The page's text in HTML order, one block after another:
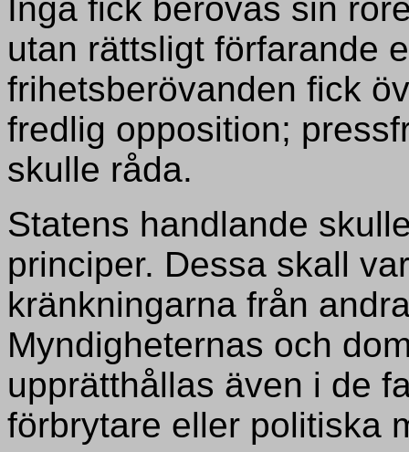
Inga fick berövas sin
utan rättsligt förfarande
frihetsberövanden fick
fredlig opposition;
skulle råda.
Statens handlande
principer. Dessa skall
kränkningarna från
Myndigheternas och
upprätthållas även i de
förbrytare eller politiska